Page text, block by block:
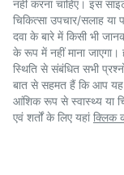
नहीं करना चाहिए। इस
चिकित्सा उपचार/सलाह या
दवा के बारे में किसी भी
के रूप में नहीं माना
स्थिति से संबंधित सभी
बात से सहमत हैं कि आप यह
आंशिक रूप से स्वास्थ्य या
एवं शर्तों के लिए यहांक्लिक